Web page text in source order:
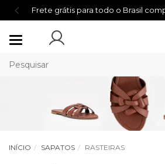
Frete grátis para todo o Brasil
Mudar
INÍCIO SAPATOS RASTEIRAS